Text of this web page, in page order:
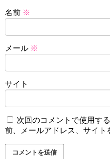
名前 ※
メール ※
サイト
次回のコメントで使用す
前、メールアドレス、サイト